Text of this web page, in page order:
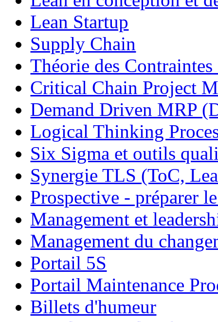
Lean Startup
Supply Chain
Théorie des
Critical Chain Project
Demand Driven MRP
Logical Thinking
Six Sigma et outils
Synergie TLS (ToC,
Prospective - préparer
Management et
Management du
Portail 5S
Portail Maintenance
Billets d'humeur